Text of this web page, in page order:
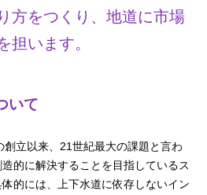
方をつくり、地道に市場
担います。
いて
立以来、21世紀最大の課題と言わ
的に解決することを目指しているス
的には、上下水道に依存しないイン